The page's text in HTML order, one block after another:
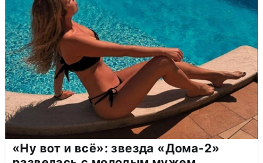
«Ну вот и всё»: звезда «Дома-2»